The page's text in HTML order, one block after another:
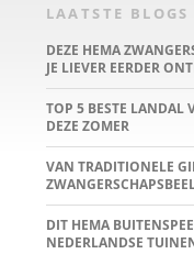
LAATSTE BLOGS
DEZE HEMA
JE LIEVER EERDER
TOP 5 BESTE LANDAL
DEZE ZOMER
VAN TRADITIONELE
DIT HEMA
NEDERLANDSE